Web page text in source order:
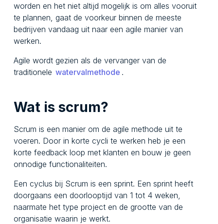
worden en het niet altijd mogelijk is om alles vooruit
te plannen, gaat de voorkeur binnen de meeste
bedrijven vandaag uit naar een agile manier van
werken.
Agile wordt gezien als de vervanger van de
traditionele watervalmethode .
Wat is scrum?
Scrum is een manier om de agile methode uit te
voeren. Door in korte cycli te werken heb je een
korte feedback loop met klanten en bouw je geen
onnodige functionaliteiten.
Een cyclus bij Scrum is een sprint. Een sprint heeft
doorgaans een doorlooptijd van 1 tot 4 weken,
naarmate het type project en de grootte van de
organisatie waarin je werkt.